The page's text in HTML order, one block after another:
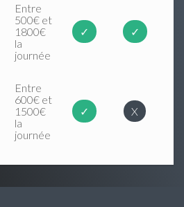
Entre
500€ et
1800€
la
journée
✓ ✓
Entre
600€ et
1500€
la
journée
✓ X